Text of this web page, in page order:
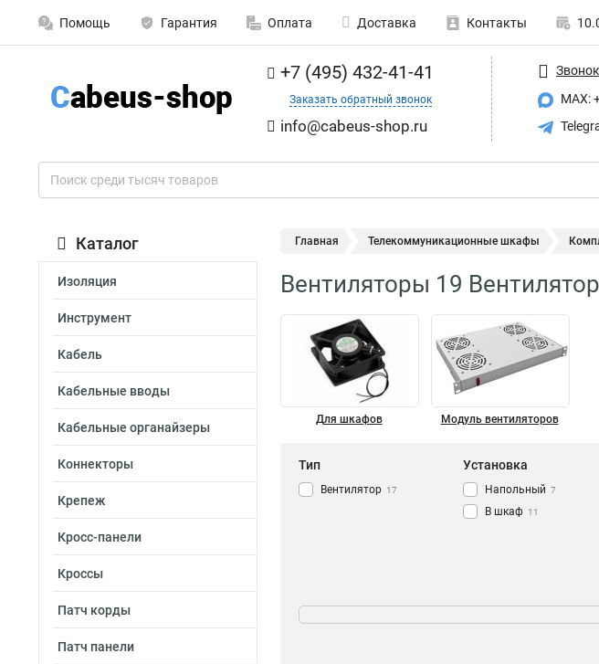
Помощь Гарантия Оплата Доставка Контакты
+7 (495) 432-41-41
Заказать обратный звонок
info@cabeus-shop.ru
MAX:
Каталог
Изоляция
Инструмент
Кабель
Кабельные вводы
Кабельные органайзеры
Коннекторы
Крепеж
Кросс-панели
Кроссы
Патч корды
Патч панели
Главная Телекоммуникационные шкафы
Вентиляторы 19 Вентилятор
Для шкафов Модуль вентиляторов
Тип
Вентилятор 17
Установка
Напольный 7
В шкаф 11
2 4 220В 1